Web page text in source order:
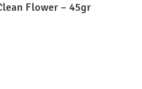
Flower – 45gr